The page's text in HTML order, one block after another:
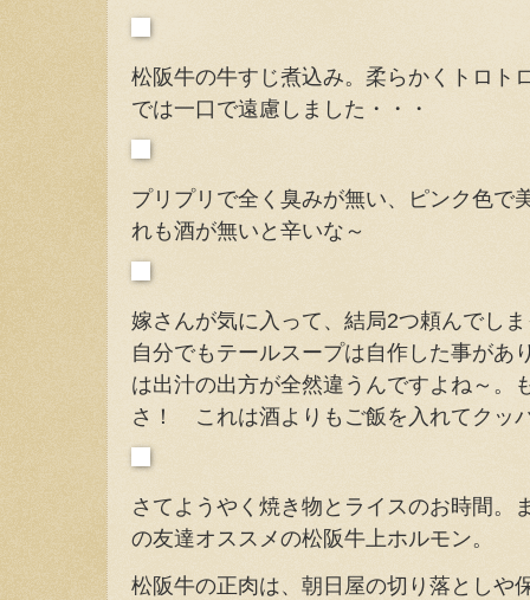
松阪牛の牛すじ煮込み。柔らかくトロト
では一口で遠慮しました・・・
プリプリで全く臭みが無い、ピンク色で
れも酒が無いと辛いな～
嫁さんが気に入って、結局2つ頼んでし
自分でもテールスープは自作した事があ
は出汁の出方が全然違うんですよね～。
さ！ これは酒よりもご飯を入れてクッ
さてようやく焼き物とライスのお時間。
の友達オススメの松阪牛上ホルモン。
松阪牛の正肉は、朝日屋の切り落としや